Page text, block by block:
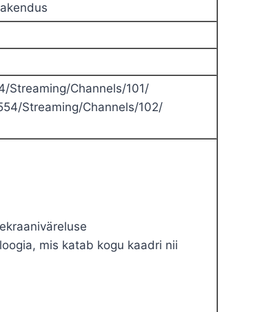
Streaming/Channels/101/
Streaming/Channels/102/
mis katab kogu kaadri nii